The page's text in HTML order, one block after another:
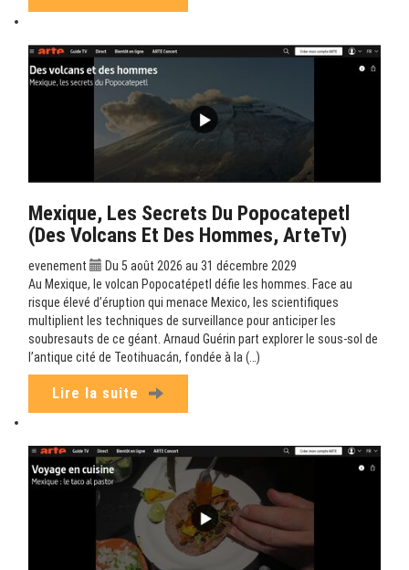
Mexique, Les Secrets Du Popocatepetl
(Des Volcans Et Des Hommes, ArteTv)
evenement
Du 5 août 2026 au 31 décembre 2029
Au Mexique, le volcan Popocatépetl défie les hommes. Face au
risque élevé d’éruption qui menace Mexico, les scientifiques
multiplient les techniques de surveillance pour anticiper les
soubresauts de ce géant. Arnaud Guérin part explorer le sous-sol de
l’antique cité de Teotihuacán, fondée à la (…)
Lire la suite